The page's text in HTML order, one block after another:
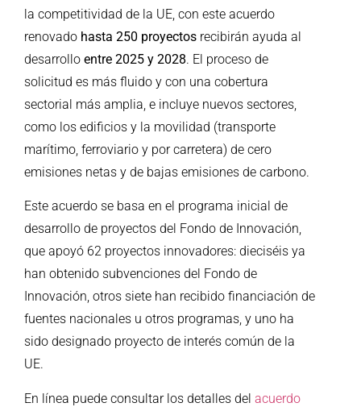
la competitividad de la UE, con este acuerdo
renovado hasta 250 proyectos recibirán ayuda al
desarrollo entre 2025 y 2028. El proceso de
solicitud es más fluido y con una cobertura
sectorial más amplia, e incluye nuevos sectores,
como los edificios y la movilidad (transporte
marítimo, ferroviario y por carretera) de cero
emisiones netas y de bajas emisiones de carbono.
Este acuerdo se basa en el programa inicial de
desarrollo de proyectos del Fondo de Innovación,
que apoyó 62 proyectos innovadores: dieciséis ya
han obtenido subvenciones del Fondo de
Innovación, otros siete han recibido financiación de
fuentes nacionales u otros programas, y uno ha
sido designado proyecto de interés común de la
UE.
En línea puede consultar los detalles del acuerdo